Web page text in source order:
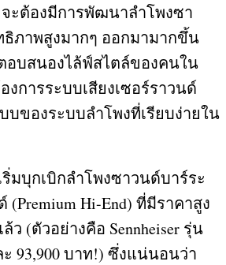
ะต้องมีการพัฒนาลำโพงซา
ภาพสูงมากๆ ออกมามากขึ้น
อบสนองไล้ฟ์สไตล์ของคนใน
การระบบเสียงเซอร์ราวนด์
ของระบบลำโพงที่เรียบง่ายใน
มบุกเบิกลำโพงซาวนด์บาร์ระ
(Premium Hi-End) ที่มีราคาสูง
ว (ตัวอย่างคือ Sennheiser รุ่น
93,900บาท!) ซึ่งแน่นอนว่า